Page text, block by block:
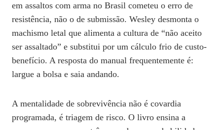
em assaltos com arma no Brasil cometeu o erro de
resistência, não o de submissão. Wesley desmonta o
machismo letal que alimenta a cultura de “não aceito
ser assaltado” e substitui por um cálculo frio de custo-
benefício. A resposta do manual frequentemente é:
largue a bolsa e saia andando.
A mentalidade de sobrevivência não é covardia
programada, é triagem de risco. O livro ensina a